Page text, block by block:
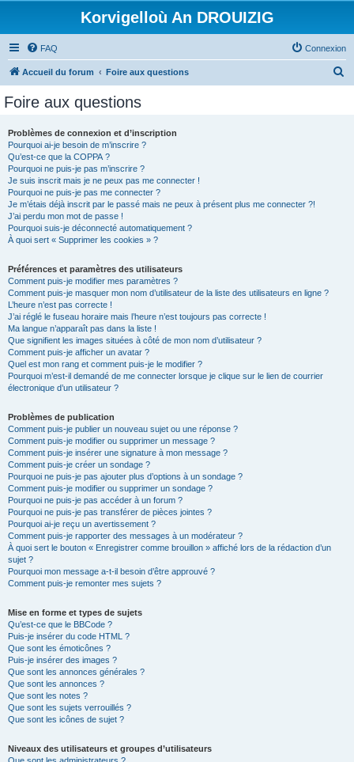
Korvigelloù An DROUIZIG
FAQ Connexion
Accueil du forum Foire aux questions
Foire aux questions
Problèmes de connexion et d’inscription
Pourquoi ai-je besoin de m’inscrire ?
Qu’est-ce que la COPPA ?
Pourquoi ne puis-je pas m’inscrire ?
Je suis inscrit mais je ne peux pas me connecter !
Pourquoi ne puis-je pas me connecter ?
Je m’étais déjà inscrit par le passé mais ne peux à présent plus me connecter ?!
J’ai perdu mon mot de passe !
Pourquoi suis-je déconnecté automatiquement ?
À quoi sert « Supprimer les cookies » ?
Préférences et paramètres des utilisateurs
Comment puis-je modifier mes paramètres ?
Comment puis-je masquer mon nom d’utilisateur de la liste des utilisateurs en ligne ?
L’heure n’est pas correcte !
J’ai réglé le fuseau horaire mais l’heure n’est toujours pas correcte !
Ma langue n’apparaît pas dans la liste !
Que signifient les images situées à côté de mon nom d’utilisateur ?
Comment puis-je afficher un avatar ?
Quel est mon rang et comment puis-je le modifier ?
Pourquoi m’est-il demandé de me connecter lorsque je clique sur le lien de courrier
électronique d’un utilisateur ?
Problèmes de publication
Comment puis-je publier un nouveau sujet ou une réponse ?
Comment puis-je modifier ou supprimer un message ?
Comment puis-je insérer une signature à mon message ?
Comment puis-je créer un sondage ?
Pourquoi ne puis-je pas ajouter plus d’options à un sondage ?
Comment puis-je modifier ou supprimer un sondage ?
Pourquoi ne puis-je pas accéder à un forum ?
Pourquoi ne puis-je pas transférer de pièces jointes ?
Pourquoi ai-je reçu un avertissement ?
Comment puis-je rapporter des messages à un modérateur ?
À quoi sert le bouton « Enregistrer comme brouillon » affiché lors de la rédaction d’un
sujet ?
Pourquoi mon message a-t-il besoin d’être approuvé ?
Comment puis-je remonter mes sujets ?
Mise en forme et types de sujets
Qu’est-ce que le BBCode ?
Puis-je insérer du code HTML ?
Que sont les émoticônes ?
Puis-je insérer des images ?
Que sont les annonces générales ?
Que sont les annonces ?
Que sont les notes ?
Que sont les sujets verrouillés ?
Que sont les icônes de sujet ?
Niveaux des utilisateurs et groupes d’utilisateurs